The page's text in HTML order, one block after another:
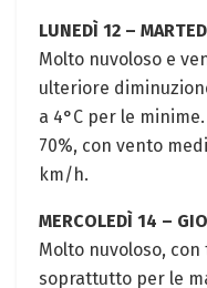
LUNEDÌ 12 –
Molto nuvoloso e
ulteriore
a 4°C per le
70%, con vento
km/h.
MERCOLEDÌ 14 –
Molto nuvoloso,
soprattutto per le